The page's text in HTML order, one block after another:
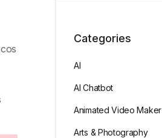
Categories
AI
AI Chatbot
Animated Video Maker
Arts & Photography